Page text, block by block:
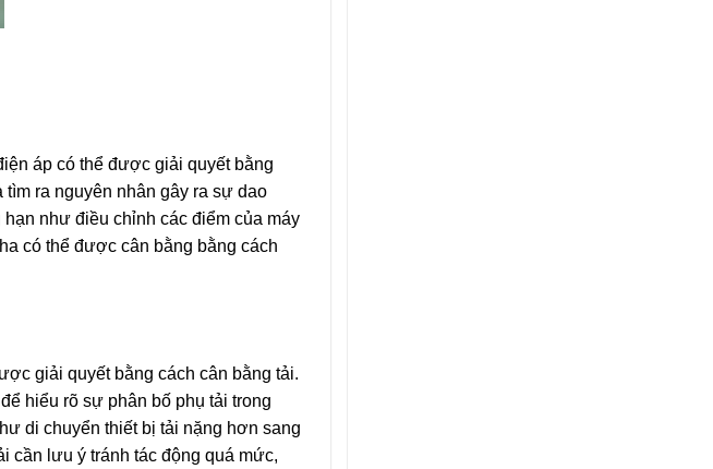
áp có thể được giải quyết bằng
ra nguyên nhân gây ra sự dao
như điều chỉnh các điểm của máy
có thể được cân bằng bằng cách
giải quyết bằng cách cân bằng tải.
hiểu rõ sự phân bố phụ tải trong
di chuyển thiết bị tải nặng hơn sang
cần lưu ý tránh tác động quá mức,